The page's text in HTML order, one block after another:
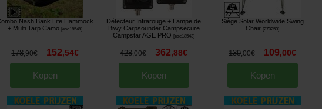
Nash Bank Life Hammock
+ Multi Tarp Camo [esc18548]
178,90€ 152,54€
Kopen
Détecteur Infrarouge + Lampe de
Biwy Carpsounder Campsecure
Campstar AGE PRO
[esc18543]
428,00€ 362,88€
Kopen
Siège Solar Worldwide Swing
Chair [270253]
139,00€ 109,00€
Kopen